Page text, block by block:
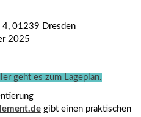
4, 01239 Dresden
2025
geht es zum Lageplan.
gibt einen praktischen